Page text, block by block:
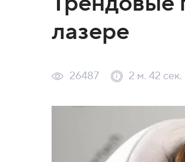
лазере
26487 2 м. 42 сек.